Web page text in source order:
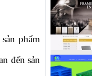
phẩm
đến sản